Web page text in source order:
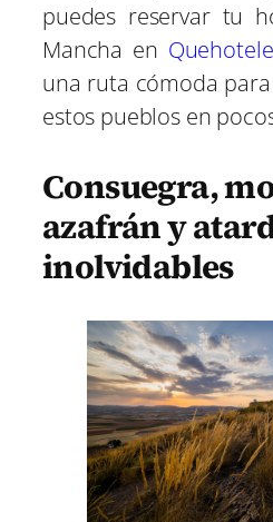
puedes reservar tu
Mancha en
una ruta cómoda
estos pueblos en
Consuegra,
azafrán y
inolvidables